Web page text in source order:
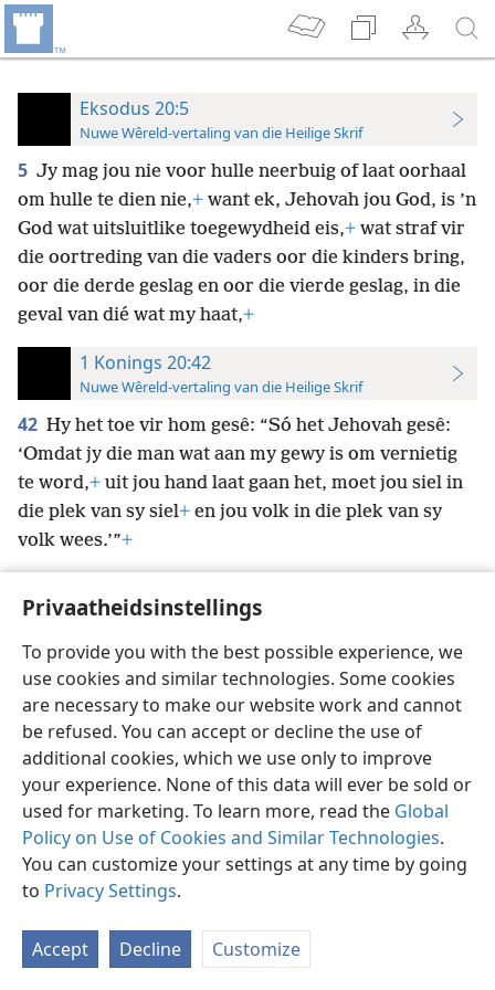
Privaatheidsinstellings
To provide you with the best possible experience, we
use cookies and similar technologies. Some cookies
are necessary to make our website work and cannot
be refused. You can accept or decline the use of
additional cookies, which we use only to improve
your experience. None of this data will ever be sold or
used for marketing. To learn more, read the Global
Policy on Use of Cookies and Similar Technologies.
You can customize your settings at any time by going
to Privacy Settings.
Accept Decline Customize
Eksodus 20:5
Nuwe Wêreld-vertaling van die Heilige Skrif
5 Jy mag jou nie voor hulle neerbuig of laat oorhaal
om hulle te dien nie,+ want ek, Jehovah jou God, is ’n
God wat uitsluitlike toegewydheid eis,+ wat straf vir
die oortreding van die vaders oor die kinders bring,
oor die derde geslag en oor die vierde geslag, in die
geval van dié wat my haat,+
1 Konings 20:42
Nuwe Wêreld-vertaling van die Heilige Skrif
42 Hy het toe vir hom gesê: “Só het Jehovah gesê:
‘Omdat jy die man wat aan my gewy is om vernietig
te word,+ uit jou hand laat gaan het, moet jou siel in
die plek van sy siel+ en jou volk in die plek van sy
volk wees.’”+
Afrikaans Voorkeure
Copyright© 2026 Watch Tower Bible and Tract Society of Pennsylvania
Gebruiksvoorwaardes Privaatheidsbeleid
Privaatheidsinstellings
JW.ORG